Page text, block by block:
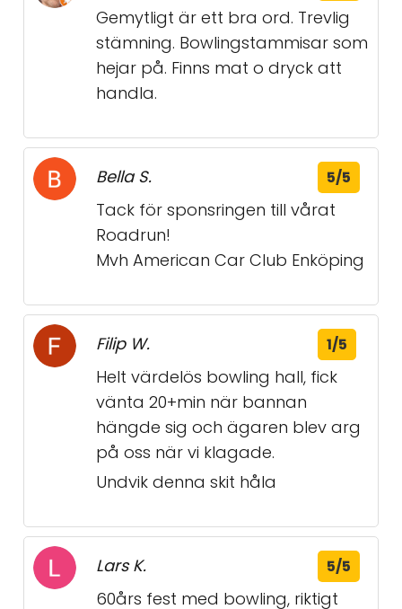
Gemytligt är ett bra ord. Trevlig
stämning. Bowlingstammisar som
hejar på. Finns mat o dryck att
handla.
Bella S. 5/5
Tack för sponsringen till vårat
Roadrun!
Mvh American Car Club Enköping
Filip W. 1/5
Helt värdelös bowling hall, fick
vänta 20+min när bannan
hängde sig och ägaren blev arg
på oss när vi klagade.
Undvik denna skit håla
Lars K. 5/5
60års fest med bowling, riktigt